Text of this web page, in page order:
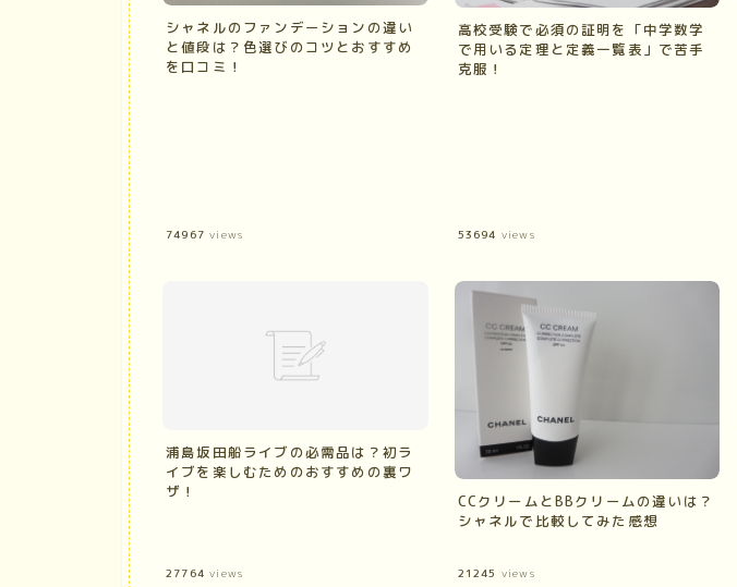
シャネルのファンデーションの違い
と値段は？色選びのコツとおすすめ
を口コミ！
74967 views
高校受験で必須の証明を「中学数学
で用いる定理と定義一覧表」で苦手
克服！
53694 views
浦島坂田船ライブの必需品は？初ラ
イブを楽しむためのおすすめの裏ワ
ザ！
27764 views
CCクリームとBBクリームの違いは？
シャネルで比較してみた感想
21245 views